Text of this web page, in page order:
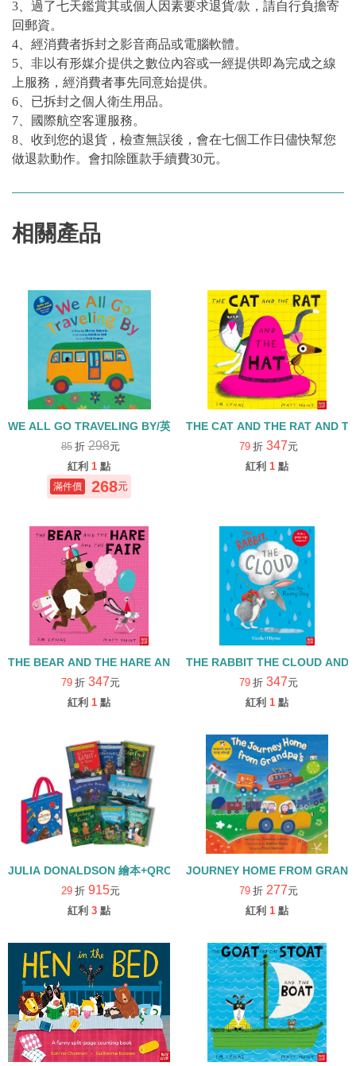
3、過了七天鑑賞其或個人因素要求退貨/款，請自行負擔寄
回郵資。
4、經消費者拆封之影音商品或電腦軟體。
5、非以有形媒介提供之數位內容或一經提供即為完成之線
上服務，經消費者事先同意始提供。
6、已拆封之個人衛生用品。
7、國際航空客運服務。
8、收到您的退貨，檢查無誤後，會在七個工作日儘快幫您
做退款動作。會扣除匯款手續費30元。
相關產品
WE ALL GO TRAVELING BY/英文繪本附QR CODE
85 折298元
紅利 1 點
268元
THE CAT AND THE RAT AND
79 折 347元
紅利 1 點
THE BEAR AND THE HARE AND THE FAIR 繪本+QRcode
79 折 347元
紅利 1 點
THE RABBIT THE CLOUD AND
79 折 347元
紅利 1 點
JULIA DONALDSON 繪本+QRCODE套組(8冊合售)
29 折 915元
紅利 3 點
JOURNEY HOME FROM
79 折 277元
紅利 1 點